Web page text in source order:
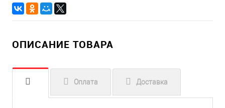
ОПИСАНИЕ ТОВАРА
Оплата Доставка